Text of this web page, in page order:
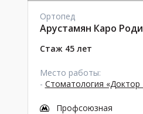
Ортопед
Арустамян Каро
Стаж 45 лет
Место работы:
- Стоматология «Доктор
Профсоюзная